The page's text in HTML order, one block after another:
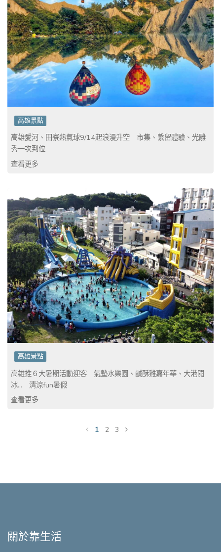
高雄景點
高雄愛河、田寮熱氣球9/14起浪漫升空 市集、繫留體驗、光雕
秀一次到位
查看更多
高雄景點
高雄推６大暑期活動迎客 氣墊水樂園、鹹酥雞嘉年華、大港閱
冰... 清涼fun暑假
查看更多
1 2 3
關於靠生活